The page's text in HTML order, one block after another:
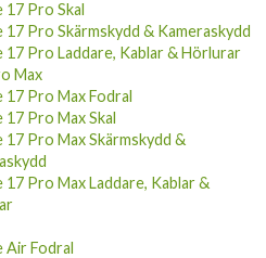
17 Pro Skal
17 Pro Skärmskydd & Kameraskydd
17 Pro Laddare, Kablar & Hörlurar
Max
17 Pro Max Fodral
17 Pro Max Skal
17 Pro Max Skärmskydd &
17 Pro Max Laddare, Kablar &
Air Fodral